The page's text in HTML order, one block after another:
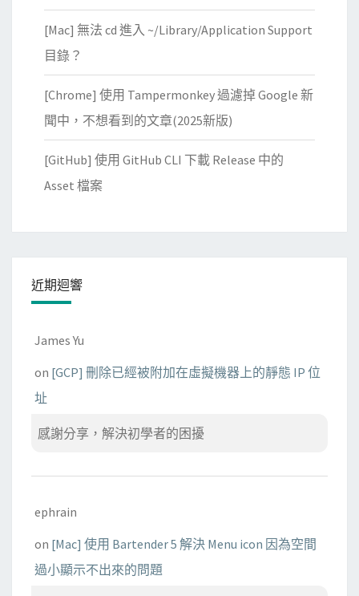
[Mac] 無法 cd 進入 ~/Library/Application Support
目錄？
[Chrome] 使用 Tampermonkey 過濾掉 Google 新
聞中，不想看到的文章(2025新版)
[GitHub] 使用 GitHub CLI 下載 Release 中的
Asset 檔案
近期迴響
James Yu
on [GCP] 刪除已經被附加在虛擬機器上的靜態 IP 位
址
感謝分享，解決初學者的困擾
ephrain
on [Mac] 使用 Bartender 5 解決 Menu icon 因為空間
過小顯示不出來的問題